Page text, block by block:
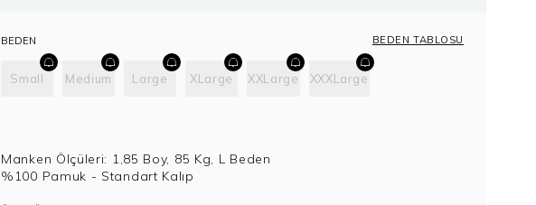
BEDEN BEDEN TABLOSU
Small Medium Large XLarge XXLarge XXXLarge
Manken Ölçüleri: 1,85 Boy, 85 Kg, L Beden
%100 Pamuk - Standart Kalıp